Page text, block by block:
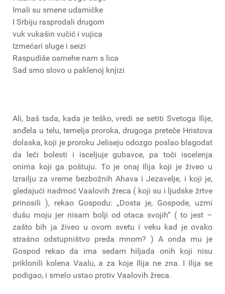
Imali su smene udarničke
I Srbiju rasprodali drugom
vuk vukašin vučić i vujica
Izmećari sluge i seizi
Raspudiše osmehe nam s lica
Sad smo slovo u paklenoj knjizi
Ali, baš tada, kada je teško, vredi se setiti Svetoga Ilije,
anđela u telu, temelja proroka, drugoga preteče Hristova
dolaska, koji je proroku Jeliseju odozgo poslao blagodat
da leči bolesti i isceljuje gubavce, pa toči iscelenja
onima koji ga poštuju. To je onaj Ilija koji je živeo u
Izrailju za vreme bezbožnih Ahava i Jezavelje, i koji je,
gledajući nadmoć Vaalovih žreca ( koji su i ljudske žrtve
prinosili ), rekao Gospodu: „Dosta je, Gospode, uzmi
dušu moju jer nisam bolji od otaca svojih“ ( to jest –
zašto bih ja živeo u ovom svetu i veku kad je ovako
strašno odstupništvo preda mnom? ) A onda mu je
Gospod rekao da ima sedam hiljada onih koji nisu
priklonili kolena Vaalu, a za koje Ilija ne zna. I Ilija se
podigao, i smelo ustao protiv Vaalovih žreca.